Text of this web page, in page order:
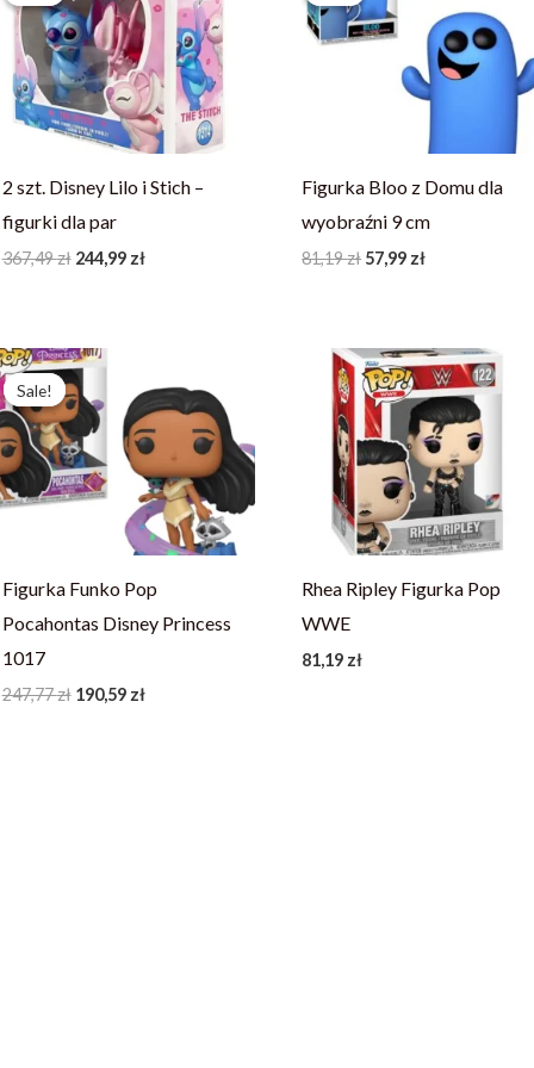
2 szt. Disney Lilo i Stich –
figurki dla par
367,49zł
367,49 zł.
244,99 zł
244,99 zł.
Figurka Bloo z Domu dla
wyobraźni 9 cm
81,19zł
81,19 zł.
57,99 zł
57,99 zł.
Sale!
Sale!
Figurka Funko Pop
Pocahontas Disney Princess
1017
247,77zł
Pierwotna
cena
wynosiła:
247,77 zł.
190,59 zł
wynosi:
190,59 zł.
Rhea Ripley Figurka Pop
WWE
81,19 zł